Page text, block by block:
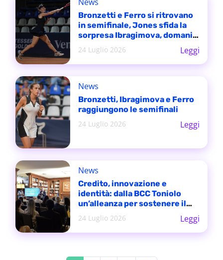
Bronzetti e Ferro si ritrovano
in semifinale, Jones sfida la
sorpresa Ibragimova, domani
alle 17 la finale del doppio
24 Luglio 2026 Leggi
News
Bronzetti, Ibragimova e Ferro
raggiungono le semifinali
24 Luglio 2026
Leggi
News
Credito, innovazione e
identità: dalla BCC Toniolo
un’alleanza per sostenere il
futuro del vino siciliano
24 Luglio 2026 Leggi